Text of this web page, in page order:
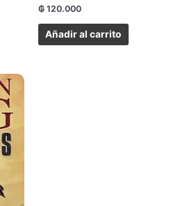
₲ 120.000
Añadir al carrito